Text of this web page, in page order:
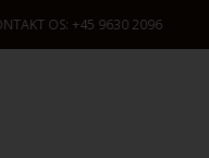
2096